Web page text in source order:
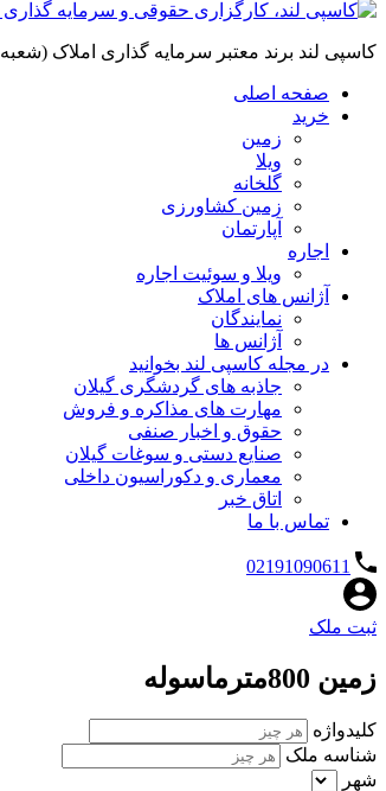
کاسپی لند برند معتبر سرمایه گذاری املاک (شعبه 1: گیلان، شعبه 2: کردان، سهیلیه):خرید و فروش ،رهن و اجاره
صفحه اصلی
خرید
زمین
ویلا
گلخانه
زمین کشاورزی
آپارتمان
اجاره
ویلا و سوئیت اجاره
آژانس های املاک
نمایندگان
آژانس ها
در مجله کاسپی لند بخوانید
جاذبه های گردشگری گیلان
مهارت های مذاکره و فروش
حقوق و اخبار صنفی
صنایع دستی و سوغات گیلان
معماری و دکوراسیون داخلی
اتاق خبر
تماس با ما
02191090611
ثبت ملک
زمین 800مترماسوله
کلیدواژه
شناسه ملک
شهر